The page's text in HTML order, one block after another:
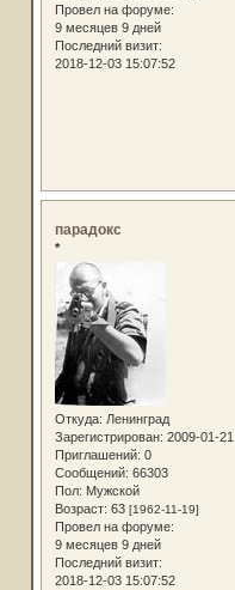
Провел на форуме:
9 месяцев 9 дней
Последний визит:
2018-12-03 15:07:52
парадокс
*
Откуда: Ленинград
Зарегистрирован: 2009-01-21
Приглашений: 0
Сообщений: 66303
Пол: Мужской
Возраст: 63 [1962-11-19]
Провел на форуме:
9 месяцев 9 дней
Последний визит:
2018-12-03 15:07:52